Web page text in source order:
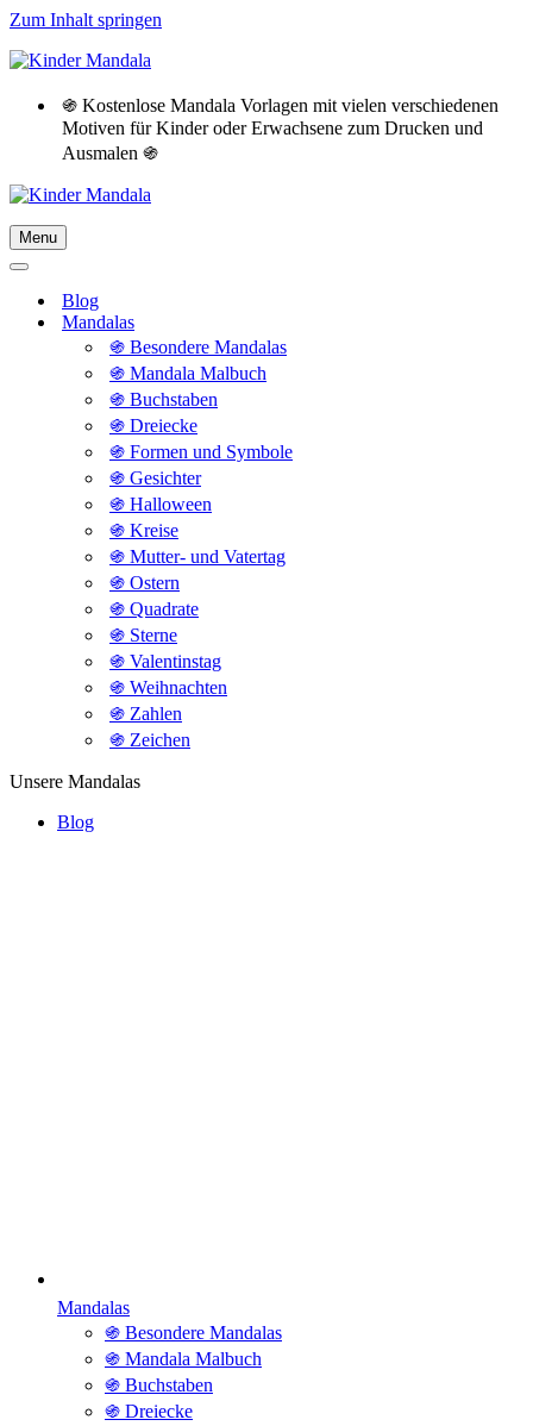
Zum Inhalt springen
֍ Kostenlose Mandala Vorlagen mit vielen verschiedenen
Motiven für Kinder oder Erwachsene zum Drucken und
Ausmalen ֍
Menu
Navigationsmenü
Navigationsmenü
Blog
Mandalas
֍ Besondere Mandalas
֍ Mandala Malbuch
֍ Buchstaben
֍ Dreiecke
֍ Formen und Symbole
֍ Gesichter
֍ Halloween
֍ Kreise
֍ Mutter- und Vatertag
֍ Ostern
֍ Quadrate
֍ Sterne
֍ Valentinstag
֍ Weihnachten
֍ Zahlen
֍ Zeichen
Unsere Mandalas
Blog
Mandalas
֍ Besondere Mandalas
֍ Mandala Malbuch
֍ Buchstaben
֍ Dreiecke